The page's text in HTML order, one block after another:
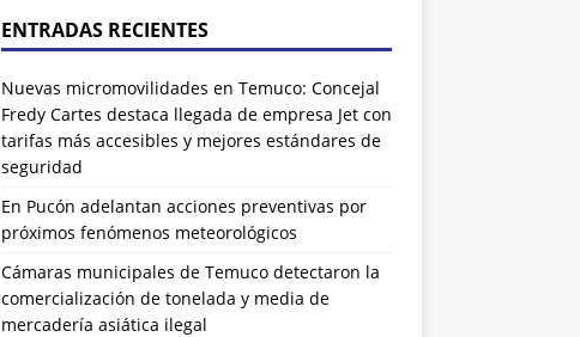
ENTRADAS RECIENTES
Nuevas micromovilidades en Temuco: Concejal
Fredy Cartes destaca llegada de empresa Jet con
tarifas más accesibles y mejores estándares de
seguridad
En Pucón adelantan acciones preventivas por
próximos fenómenos meteorológicos
Cámaras municipales de Temuco detectaron la
comercialización de tonelada y media de
mercadería asiática ilegal